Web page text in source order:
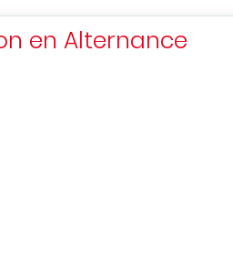
en Alternance